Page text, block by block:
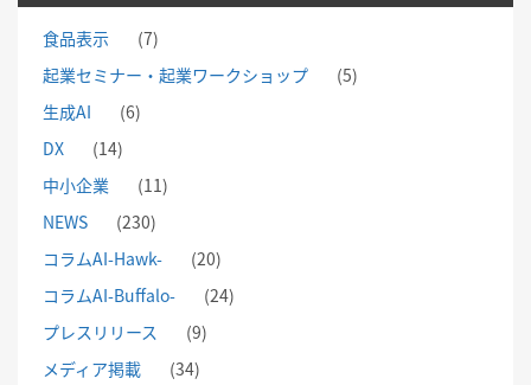
食品表示
(7)
起業セミナー・起業ワークショップ
(5)
生成AI
(6)
DX
(14)
中小企業
(11)
NEWS
(230)
コラムAI-Hawk-
(20)
コラムAI-Buffalo-
(24)
プレスリリース
(9)
メディア掲載
(34)